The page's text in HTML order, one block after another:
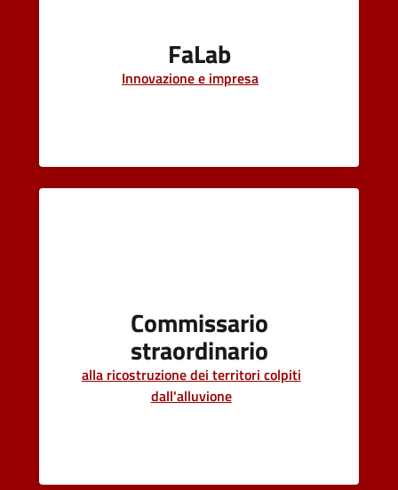
FaLab
Innovazione e impresa
Commissario
straordinario
alla ricostruzione dei territori colpiti
dall'alluvione